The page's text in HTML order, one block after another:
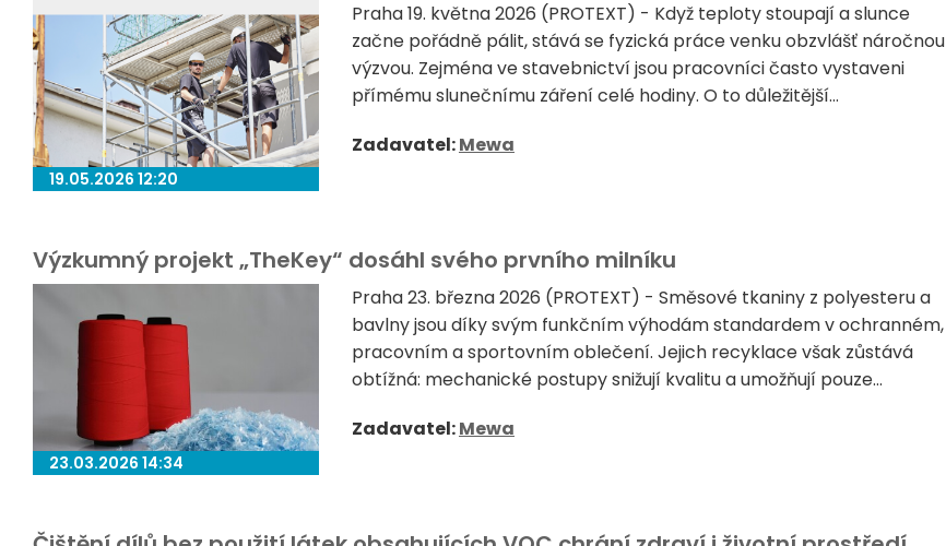
19.05.2026 12:20
Praha 19. května 2026 (PROTEXT) - Když teploty stoupají a slunce
začne pořádně pálit, stává se fyzická práce venku obzvlášť náročnou
výzvou. Zejména ve stavebnictví jsou pracovníci často vystaveni
přímému slunečnímu záření celé hodiny. O to důležitější...
Zadavatel:Mewa
Výzkumný projekt „TheKey“ dosáhl svého prvního milníku
23.03.2026 14:34
Praha 23. března 2026 (PROTEXT) - Směsové tkaniny z polyesteru a
bavlny jsou díky svým funkčním výhodám standardem v ochranném,
pracovním a sportovním oblečení. Jejich recyklace však zůstává
obtížná: mechanické postupy snižují kvalitu a umožňují pouze...
Zadavatel:Mewa